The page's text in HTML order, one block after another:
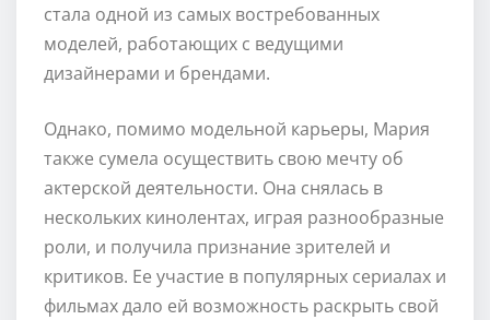
стала одной из самых востребованных
моделей, работающих с ведущими
дизайнерами и брендами.
Однако, помимо модельной карьеры, Мария
также сумела осуществить свою мечту об
актерской деятельности. Она снялась в
нескольких кинолентах, играя разнообразные
роли, и получила признание зрителей и
критиков. Ее участие в популярных сериалах и
фильмах дало ей возможность раскрыть свой